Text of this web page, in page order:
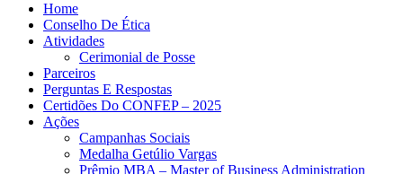
Home
Conselho De Ética
Atividades
Cerimonial de Posse
Parceiros
Perguntas E Respostas
Certidões Do CONFEP – 2025
Ações
Campanhas Sociais
Medalha Getúlio Vargas
Prêmio MBA – Master of Business Administration